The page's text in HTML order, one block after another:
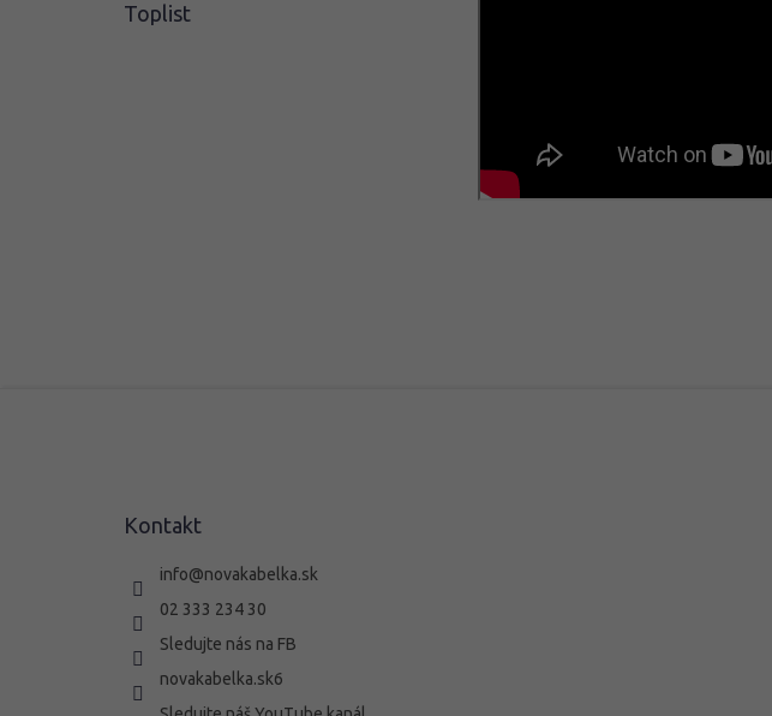
Toplist
Kontakt
info@novakabelka.sk
02 333 234 30
Sledujte nás na FB
novakabelka.sk6